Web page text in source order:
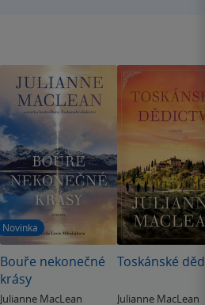
Novinka
Bouře nekonečné
krásy
Julianne MacLean
Toskánské
Julianne MacLean